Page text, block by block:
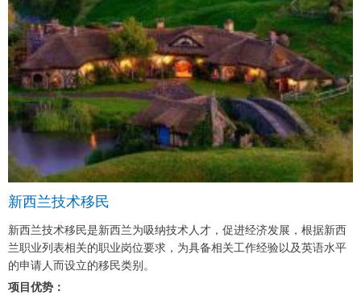
新西兰技术移民
新西兰技术移民是新西兰为吸纳技术人才，促进经济发展，根据新西
兰职业列表相关的职业岗位要求，为具备相关工作经验以及英语水平
的申请人而设立的移民类别。
项目优势：